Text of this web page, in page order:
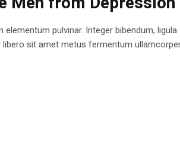
elementum pulvinar. Integer bibendum,
sit amet metus fermentum